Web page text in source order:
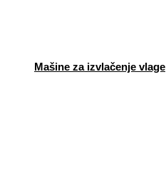
Mašine za izvlačenje vlage